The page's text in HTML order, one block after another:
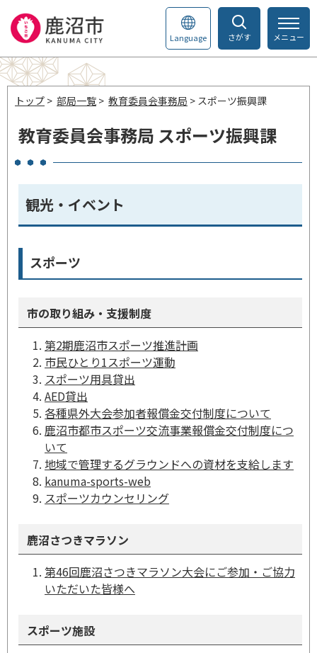
さがす
Language メニュー
トップ > 部局一覧 > 教育委員会事務局 > スポーツ振興課
教育委員会事務局 スポーツ振興課
観光・イベント
スポーツ
市の取り組み・支援制度
第2期鹿沼市スポーツ推進計画
市民ひとり1スポーツ運動
スポーツ用具貸出
AED貸出
各種県外大会参加者報償金交付制度について
鹿沼市都市スポーツ交流事業報償金交付制度につ
いて
地域で管理するグラウンドへの資材を支給します
kanuma-sports-web
スポーツカウンセリング
鹿沼さつきマラソン
第46回鹿沼さつきマラソン大会にご参加・ご協力
いただいた皆様へ
スポーツ施設